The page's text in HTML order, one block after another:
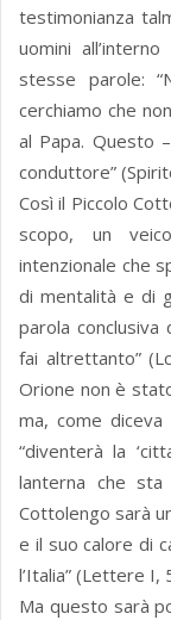
testimonianza
uomini
stesse parole:
cerchiamo che
al Papa. Questo
conduttore”
Così il Piccolo
scopo, un
intenzionale che
di mentalità e di
parola conclusiva
fai altrettanto”
Orione non è
ma, come
“diventerà la
lanterna che
Cottolengo sarà
e il suo calore di
l’Italia” (Lettere I,
Ma questo sarà